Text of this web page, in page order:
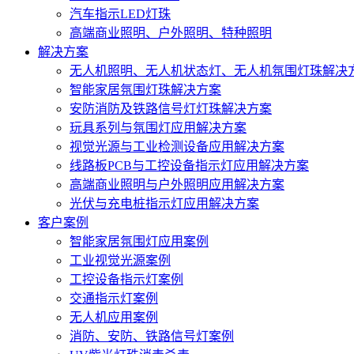
汽车指示LED灯珠
高端商业照明、户外照明、特种照明
解决方案
无人机照明、无人机状态灯、无人机氛围灯珠解决
智能家居氛围灯珠解决方案
安防消防及铁路信号灯灯珠解决方案
玩具系列与氛围灯应用解决方案
视觉光源与工业检测设备应用解决方案
线路板PCB与工控设备指示灯应用解决方案
高端商业照明与户外照明应用解决方案
光伏与充电桩指示灯应用解决方案
客户案例
智能家居氛围灯应用案例
工业视觉光源案例
工控设备指示灯案例
交通指示灯案例
无人机应用案例
消防、安防、铁路信号灯案例